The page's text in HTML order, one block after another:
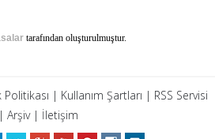
tarafından oluşturulmuştur.
Politikası | Kullanım Şartları | RSS Servisi
| Arşiv| İletişim